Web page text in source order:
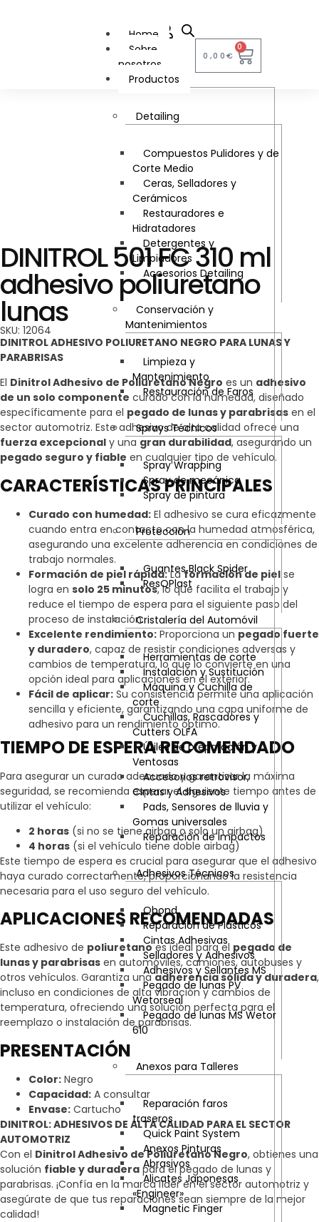
Home
Sobre
nosotros
Productos
Detailing
Compuestos Pulidores y de
Corte Medio
Ceras, Selladores y
Cerámicos
Restauradores e
Hidratadores
Detergentes y
Limpiadores
Accesorios Detailing
Conservación y
Mantenimientos
Limpieza y
Mantenimiento
Restauración de Faros
Sprays Técnicos
Spray Wrapping
Spray de mecánica
Spray de pintura
Protección
Guantes Black Spider
ResQPlast
Cristalería del Automóvil
Herramientas de corte
Instalación y Sustitución
Máquina y Cuchilla de
corte
Cuchillas, Rascadores y
Cutters OLFA
Útiles de preparación y
Ventosas
Accesorios retrovisor,
Cintas y Adhesivos
Pads, Sensores de lluvia y
Gomas universales
Reparación de impactos
Adhesivos Técnicos
Qbond
Reparación de Plásticos
Cintas Adhesivas
Selladores y Adhesivos
Adhesivos y Sellantes MS
Pegado de lunas PV
Wetorseal
Pegado de lunas MS Wetor
610
Anexos para Talleres
Reparación faros
traseros
Quick Paint System
Anexos Pinturas
Abrasivos
Alicates Japonesas
«Engineer»
Magnetic Finger
0,00€
0
DINITROL 501 FC 310 ml
adhesivo poliuretano
lunas
SKU: 12064
DINITROL ADHESIVO POLIURETANO NEGRO PARA LUNAS Y
PARABRISAS
El Dinitrol Adhesivo de Poliuretano Negro es un adhesivo
de un solo componente curado con la humedad, diseñado
específicamente para el pegado de lunas y parabrisas en el
sector automotriz. Este adhesivo de alta calidad ofrece una
fuerza excepcional y una gran durabilidad, asegurando un
pegado seguro y fiable en cualquier tipo de vehículo.
CARACTERÍSTICAS PRINCIPALES
Curado con humedad: El adhesivo se cura eficazmente
cuando entra en contacto con la humedad atmosférica,
asegurando una excelente adherencia en condiciones de
trabajo normales.
Formación de piel rápida:Laformación de piel se
logra en solo 25 minutos, lo que facilita el trabajo y
reduce el tiempo de espera para el siguiente paso del
proceso de instalación.
Excelente rendimiento: Proporciona un pegado fuerte
y duradero, capaz de resistir condiciones adversas y
cambios de temperatura, lo que lo convierte en una
opción ideal para aplicaciones en el exterior.
Fácil de aplicar: Su consistencia permite una aplicación
sencilla y eficiente, garantizando una capa uniforme de
adhesivo para un rendimiento óptimo.
TIEMPO DE ESPERA RECOMENDADO
Para asegurar un curado adecuado y garantizar la máxima
seguridad, se recomienda esperar el siguiente tiempo antes de
utilizar el vehículo:
2 horas (si no se tiene airbag o solo un airbag)
4 horas (si el vehículo tiene doble airbag)
Este tiempo de espera es crucial para asegurar que el adhesivo
haya curado correctamente, proporcionando la resistencia
necesaria para el uso seguro del vehículo.
APLICACIONES RECOMENDADAS
Este adhesivo de poliuretanoes ideal para el pegado de
lunas y parabrisas en automóviles, camiones, autobuses y
otros vehículos. Garantiza unaadherencia sólida y duradera,
incluso en condiciones de alta vibración y cambios de
temperatura, ofreciendo una solución perfecta para el
reemplazo o instalación de parabrisas.
PRESENTACIÓN
Color: Negro
Capacidad: A consultar
Envase: Cartucho
DINITROL: ADHESIVOS DE ALTA CALIDAD PARA EL SECTOR
AUTOMOTRIZ
Con el Dinitrol Adhesivo de Poliuretano Negro, obtienes una
solución fiable y duradera para el pegado de lunas y
parabrisas. ¡Confía en la marca líder en el sector automotriz y
asegúrate de que tus reparaciones sean siempre de la mejor
calidad!